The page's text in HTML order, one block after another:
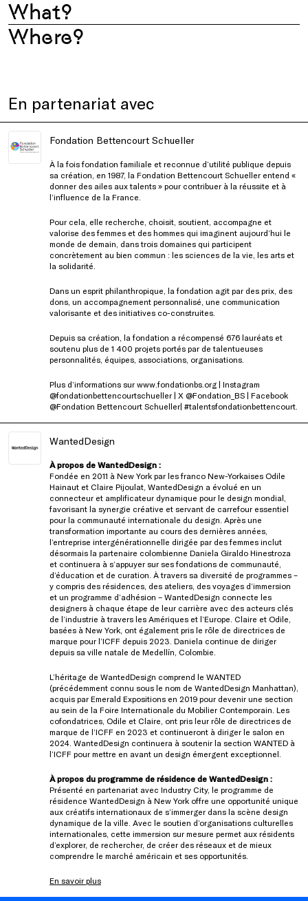
What?
Where?
En partenariat avec
Fondation Bettencourt Schueller
À la fois fondation familiale et reconnue d’utilité publique depuis
sa création, en 1987, la Fondation Bettencourt Schueller entend «
donner des ailes aux talents » pour contribuer à la réussite et à
l’influence de la France.
Pour cela, elle recherche, choisit, soutient, accompagne et
valorise des femmes et des hommes qui imaginent aujourd’hui le
monde de demain, dans trois domaines qui participent
concrètement au bien commun : les sciences de la vie, les arts et
la solidarité.
Dans un esprit philanthropique, la fondation agit par des prix, des
dons, un accompagnement personnalisé, une communication
valorisante et des initiatives co-construites.
Depuis sa création, la fondation a récompensé 676 lauréats et
soutenu plus de 1 400 projets portés par de talentueuses
personnalités, équipes, associations, organisations.
Plus d’informations sur www.fondationbs.org | Instagram
@fondationbettencourtschueller | X @Fondation_BS | Facebook
@Fondation Bettencourt Schueller| #talentsfondationbettencourt.
WantedDesign
À propos de WantedDesign :
Fondée en 2011 à New York par les franco New-Yorkaises Odile
Hainaut et Claire Pijoulat, WantedDesign a évolué en un
connecteur et amplificateur dynamique pour le design mondial,
favorisant la synergie créative et servant de carrefour essentiel
pour la communauté internationale du design. Après une
transformation importante au cours des dernières années,
l’entreprise intergénérationnelle dirigée par des femmes inclut
désormais la partenaire colombienne Daniela Giraldo Hinestroza
et continuera à s’appuyer sur ses fondations de communauté,
d’éducation et de curation. À travers sa diversité de programmes –
y compris des résidences, des ateliers, des voyages d’immersion
et un programme d’adhésion – WantedDesign connecte les
designers à chaque étape de leur carrière avec des acteurs clés
de l’industrie à travers les Amériques et l’Europe. Claire et Odile,
basées à New York, ont également pris le rôle de directrices de
marque pour l’ICFF depuis 2023. Daniela continue de diriger
depuis sa ville natale de Medellín, Colombie.
L’héritage de WantedDesign comprend le WANTED
(précédemment connu sous le nom de WantedDesign Manhattan),
acquis par Emerald Expositions en 2019 pour devenir une section
au sein de la Foire Internationale du Mobilier Contemporain. Les
cofondatrices, Odile et Claire, ont pris leur rôle de directrices de
marque de l’ICFF en 2023 et continueront à diriger le salon en
2024. WantedDesign continuera à soutenir la section WANTED à
l’ICFF pour mettre en avant un design émergent exceptionnel.
À propos du programme de résidence de WantedDesign :
Présenté en partenariat avec Industry City, le programme de
résidence WantedDesign à New York offre une opportunité unique
aux créatifs internationaux de s’immerger dans la scène design
dynamique de la ville. Avec le soutien d’organisations culturelles
internationales, cette immersion sur mesure permet aux résidents
d’explorer, de rechercher, de créer des réseaux et de mieux
comprendre le marché américain et ses opportunités.
En savoir plus